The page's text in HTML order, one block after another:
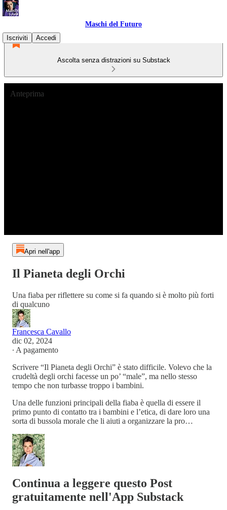
Maschi del Futuro
Iscriviti
Accedi
Ascolta senza distrazioni su Substack
Anteprima
Apri nell'app
Il Pianeta degli Orchi
Una fiaba per riflettere su come si fa quando si è molto più forti
di qualcuno
Francesca Cavallo
dic 02, 2024
∙ A pagamento
Scrivere “Il Pianeta degli Orchi” è stato difficile. Volevo che la
crudeltà degli orchi facesse un po’ “male”, ma nello stesso
tempo che non turbasse troppo i bambini.
Una delle funzioni principali della fiaba è quella di essere il
primo punto di contatto tra i bambini e l’etica, di dare loro una
sorta di bussola morale che li aiuti a organizzare la pro…
Continua a leggere questo Post
gratuitamente nell'App Substack